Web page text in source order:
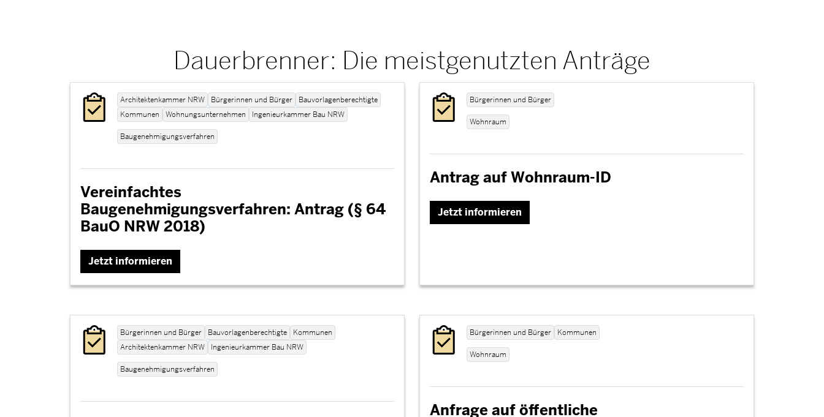
Dauerbrenner: Die meistgenutzten Anträge
Architektenkammer NRW Bürgerinnen und Bürger
Bauvorlagenberechtigte
Kommunen
Wohnungsunternehmen Ingenieurkammer Bau NRW
Baugenehmigungsverfahren
Vereinfachtes
Baugenehmigungsverfahren: Antrag (§ 64
BauO NRW 2018)
Jetzt informieren
Bürgerinnen und Bürger Bauvorlagenberechtigte
Kommunen
Architektenkammer NRW
Ingenieurkammer Bau NRW
Baugenehmigungsverfahren
Bürgerinnen und Bürger
Wohnraum
Antrag auf Wohnraum-ID
Jetzt informieren
Bürgerinnen und Bürger Kommunen
Wohnraum
Anfrage auf öffentliche